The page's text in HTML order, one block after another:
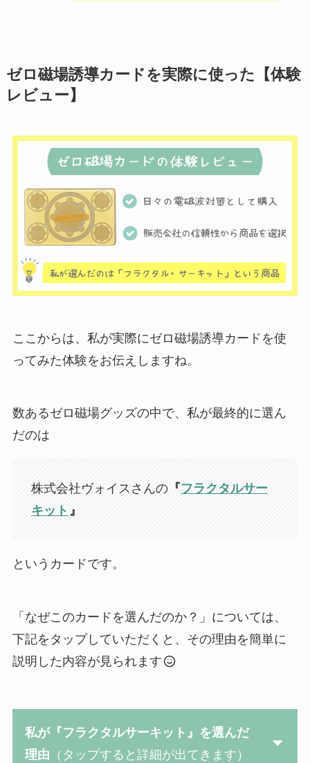
ゼロ磁場誘導カードを実際に使った【体験
レビュー】
ここからは、私が実際にゼロ磁場誘導カードを使
ってみた体験をお伝えしますね。
数あるゼロ磁場グッズの中で、私が最終的に選ん
だのは
株式会社ヴォイスさんの『フラクタルサー
キット 』
というカードです。
「なぜこのカードを選んだのか？」については、
下記をタップしていただくと、その理由を簡単に
説明した内容が見られます
私が『フラクタルサーキット』を選んだ
理由 （タップすると詳細が出てきます）